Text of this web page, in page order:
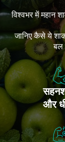
विश्वभर में महान
जानिए कैसे ये
बल
और